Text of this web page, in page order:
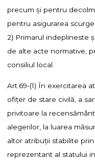
precum şi pentru
pentru asigurarea
2) Primarul indeplineste
de alte acte normative,
consiliul local.
Art.69-(1) În exercitarea
ofiţer de stare civilă, a
privitoare la
alegerilor, la luarea
altor atribuţii stabilite
reprezentant al statului